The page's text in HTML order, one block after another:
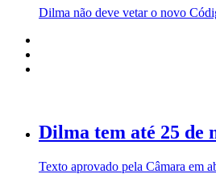
Dilma não deve vetar o novo
Dilma tem até 25 de
Texto aprovado pela Câmara em